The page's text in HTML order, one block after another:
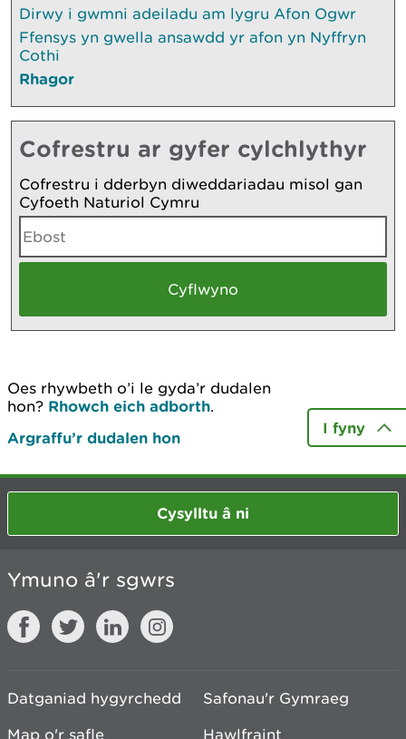
Dirwy i gwmni adeiladu am lygru Afon Ogwr
Ffensys yn gwella ansawdd yr afon yn Nyffryn
Cothi
Rhagor
Cofrestru ar gyfer cylchlythyr
Cofrestru i dderbyn diweddariadau misol gan
Cyfoeth Naturiol Cymru
Oes rhywbeth o’i le gyda’r dudalen
hon? Rhowch eich adborth.
Argraffu’r dudalen hon
I fyny
Cysylltu â ni
Ymuno â'r sgwrs
Datganiad hygyrchedd
Safonau'r Gymraeg
Map o'r safle
Hawlfraint